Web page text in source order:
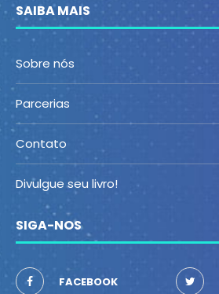
SAIBA MAIS
Sobre nós
Parcerias
Contato
Divulgue seu livro!
SIGA-NOS
FACEBOOK